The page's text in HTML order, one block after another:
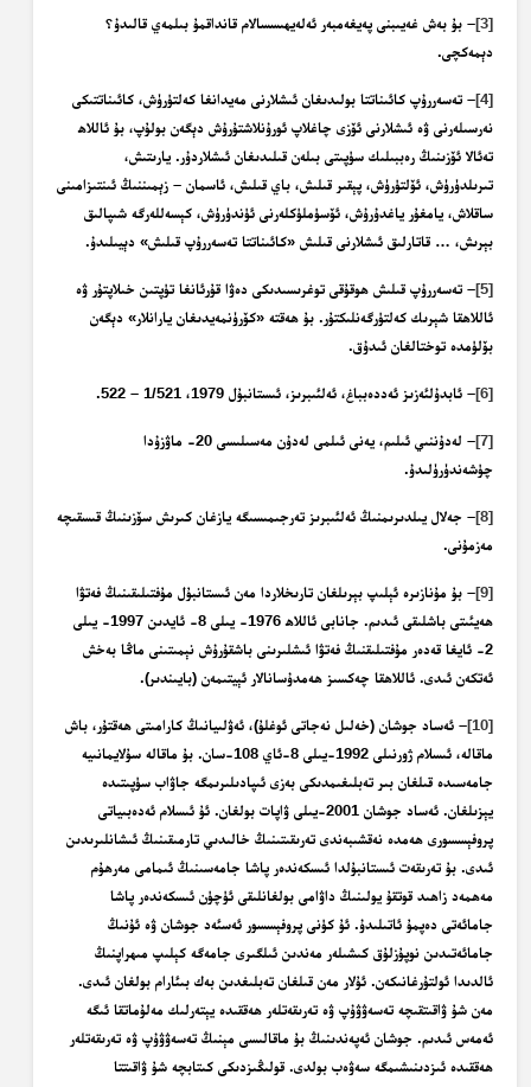
[3]– بۇ بەش غەيىبنى پەيغەمبەر ئەلەيھىسسالام قانداقمۇ بىلمەي قالىدۇ؟
دېمەكچى.
[4]– تەسەررۇپ كائىناتتا بولىدىغان ئىشلارنى مەيدانغا كەلتۈرۈش، كائىناتتىكى
نەرسىلەرنى ۋە ئىشلارنى ئۆزى چاغلاپ ئورۇنلاشتۇرۇش دېگەن بولۇپ، بۇ ئاللاھ
تەئالا ئۆزىنىڭ رەببىلىك سۈپىتى بىلەن قىلىدىغان ئىشلاردۇر. يارىتىش،
تىرىلدۈرۈش، ئۆلتۈرۈش، پېقىر قىلىش، باي قىلىش، ئاسمان – زېمىننىڭ ئىنتىزامىنى
ساقلاش، يامغۇر ياغدۇرۇش، ئۆسۈملۈكلەرنى ئۈندۈرۈش، كېسەللەرگە شىپالىق
بېرىش، … قاتارلىق ئىشلارنى قىلىش «كائىناتتا تەسەررۇپ قىلىش» دېيىلىدۇ.
[5]– تەسەررۇپ قىلىش ھوقۇقى توغرىسىدىكى دەۋا قۇرئانغا تۈپتىن خىلاپتۇر ۋە
ئاللاھقا شېرىك كەلتۈرگەنلىكتۇر. بۇ ھەقتە «كۆرۈنمەيدىغان يارانلار» دېگەن
بۆلۈمدە توختالغان ئىدۇق.
[6]– ئابدۇلئەزىز ئەددەبباغ، ئەلئىبرىز، ئىستانبۇل 1979، 1/521 – 522.
[7]
– لەدۇننىي ئىلىم، يەنى ئىلمى لەدۇن مەسىلىسى 20- ماۋزۇدا
چۈشەندۈرۈلىدۇ.
[8]– جەلال يىلدىرىمنىڭ ئەلئىبرىز تەرجىمىسىگە يازغان كىرىش سۆزىنىڭ قىسقىچە
مەزمۇنى.
[9]– بۇ مۇنازىرە ئېلىپ بېرىلغان تارىخلاردا مەن ئىستانبۇل مۇفتىلىقىنىڭ فەتۋا
ھەيئىتى باشلىقى ئىدىم. جانابى ئاللاھ 1976- يىلى 8- ئايدىن 1997- يىلى
2- ئايغا قەدەر مۇفتىلىقنىڭ فەتۋا ئىشلىرىنى باشقۇرۇش نېمىتىنى ماڭا بەخش
ئەتكەن ئىدى. ئاللاھقا چەكسىز ھەمدۇسانالار ئېيتىمەن (بايىندىر).
[10]
–ئەساد جوشان (خەلىل نەجاتى ئوغلۇ)، ئەۋلىيانىڭ كارامىتى ھەقتۇر، باش
ماقالە، ئىسلام ژورنىلى 1992-يىلى 8-ئاي 108-سان. بۇ ماقالە سۇلايمانىيە
جامەسىدە قىلغان بىر تەبلىغىمدىكى بەزى ئىپادىلىرىمگە جاۋاب سۈپىتىدە
يېزىلغان.ئەساد جوشان
2001-يىلى ۋاپات بولغان. ئۇ ئىسلام ئەدەبىياتى
پروفېسسورى ھەمدە نەقشىبەندى تەرىقىتىنىڭ خالىدىي تارمىقىنىڭ ئىشانلىرىدىن
ئىدى. بۇ تەرىقەت ئىستانبۇلدا ئىسكەندەر پاشا جامەسىنىڭ ئىمامى مەرھۇم
مەھمەد زاھىد قوتقۇ يولىنىڭ داۋامى بولغانلىقى ئۈچۈن ئىسكەندەر پاشا
جامائەتى دەپمۇ ئاتىلىدۇ. ئۇ كۈنىپروفېسسور ئەسئەد جوشان ۋە ئۇنىڭ
جامائەتىدىن نوپۇزلۇق كىشىلەر مەندىن ئىلگىرى جامەگە كېلىپ مىھراپنىڭ
ئالدىدا ئولتۇرغانىكەن. ئۇلار مەن قىلغان تەبلىغدىن بەك بىئارام بولغان ئىدى.
مەن شۇ ۋاقىتقىچە تەسەۋۋۇپ ۋە تەرىقەتلەر ھەققىدە يېتەرلىك مەلۇماتقا ئىگە
ئەمەس ئىدىم.جوشان ئەپەندىنىڭ بۇ ماقالىسى مېنىڭ تەسەۋۋۇپ ۋە تەرىقەتلەر
ھەققىدە ئىزدىنىشىمگە سەۋەب بولدى. قولىڭىزدىكى كىتابچە شۇ ۋاقىتتا